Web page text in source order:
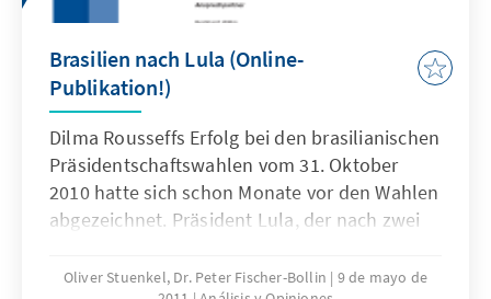
Brasilien nach Lula (Online-
Publikation!)
Dilma Rousseffs Erfolg bei den brasilianischen
Präsidentschaftswahlen vom 31. Oktober
2010 hatte sich schon Monate vor den Wahlen
abgezeichnet. Präsident Lula, der nach zwei
hatte seine bis vor kurzem noch völlig
Oliver Stuenkel, Dr. Peter Fischer-Bollin
9 de mayo de